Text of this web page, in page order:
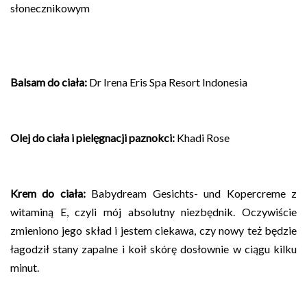
słonecznikowym
Balsam do ciała: Dr Irena Eris Spa Resort Indonesia
Olej do ciała i pielęgnacji paznokci: Khadi Rose
Krem do ciała:Babydream Gesichts- und Kopercreme z
witaminą E, czyli mój absolutny niezbędnik. Oczywiście
zmieniono jego skład i jestem ciekawa, czy nowy też będzie
łagodził stany zapalne i koił skórę dosłownie w ciągu kilku
minut.